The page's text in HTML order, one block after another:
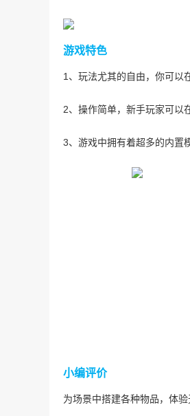
游戏特色
1、玩法尤其的自由，你可以
2、操作简单，新手玩家可以
3、游戏中拥有着超多的内置
小编评价
为场景中搭建各种物品，体